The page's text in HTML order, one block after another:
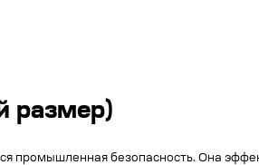
размер)
промышленная безопасность. Она